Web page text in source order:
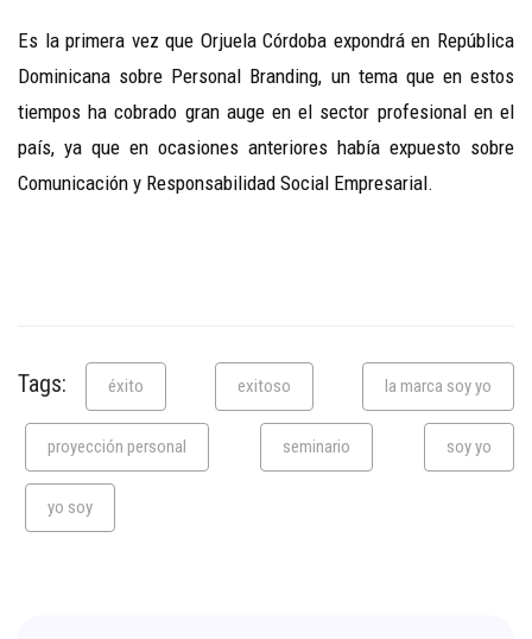
Es la primera vez que Orjuela Córdoba expondrá en República
Dominicana sobre Personal Branding, un tema que en estos
tiempos ha cobrado gran auge en el sector profesional en el
país, ya que en ocasiones anteriores había expuesto sobre
Comunicación y Responsabilidad Social Empresarial.
Tags: éxito exitoso la marca soy yo
proyección personal seminario soy yo
yo soy